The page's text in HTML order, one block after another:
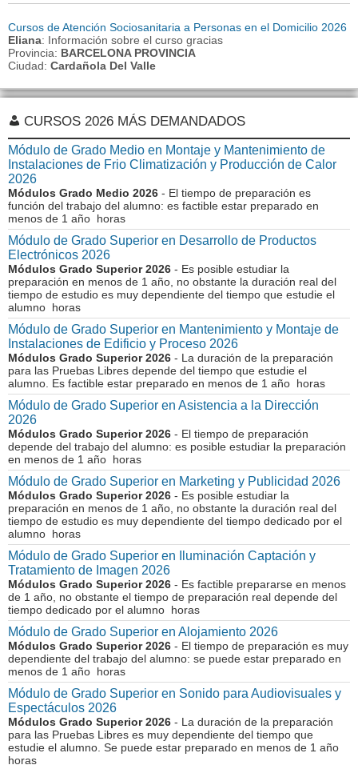
Cursos de Atención Sociosanitaria a Personas en el Domicilio 2026
Eliana: Información sobre el curso gracias
Provincia: BARCELONA PROVINCIA
Ciudad: Cardañola Del Valle
CURSOS 2026 MÁS DEMANDADOS
Módulo de Grado Medio en Montaje y Mantenimiento de
Instalaciones de Frio Climatización y Producción de Calor
2026
Módulos Grado Medio 2026 - El tiempo de preparación es
función del trabajo del alumno: es factible estar preparado en
menos de 1 año horas
Módulo de Grado Superior en Desarrollo de Productos
Electrónicos 2026
Módulos Grado Superior 2026 - Es posible estudiar la
preparación en menos de 1 año, no obstante la duración real del
tiempo de estudio es muy dependiente del tiempo que estudie el
alumno horas
Módulo de Grado Superior en Mantenimiento y Montaje de
Instalaciones de Edificio y Proceso 2026
Módulos Grado Superior 2026 - La duración de la preparación
para las Pruebas Libres depende del tiempo que estudie el
alumno. Es factible estar preparado en menos de 1 año horas
Módulo de Grado Superior en Asistencia a la Dirección
2026
Módulos Grado Superior 2026 - El tiempo de preparación
depende del trabajo del alumno: es posible estudiar la preparación
en menos de 1 año horas
Módulo de Grado Superior en Marketing y Publicidad 2026
Módulos Grado Superior 2026 - Es posible estudiar la
preparación en menos de 1 año, no obstante la duración real del
tiempo de estudio es muy dependiente del tiempo dedicado por el
alumno horas
Módulo de Grado Superior en Iluminación Captación y
Tratamiento de Imagen 2026
Módulos Grado Superior 2026 - Es factible prepararse en menos
de 1 año, no obstante el tiempo de preparación real depende del
tiempo dedicado por el alumno horas
Módulo de Grado Superior en Alojamiento 2026
Módulos Grado Superior 2026 - El tiempo de preparación es muy
dependiente del trabajo del alumno: se puede estar preparado en
menos de 1 año horas
Módulo de Grado Superior en Sonido para Audiovisuales y
Espectáculos 2026
Módulos Grado Superior 2026 - La duración de la preparación
para las Pruebas Libres es muy dependiente del tiempo que
estudie el alumno. Se puede estar preparado en menos de 1 año
horas